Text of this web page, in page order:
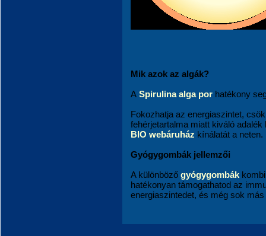
Mik azok az algák?
A Spirulina alga por hatékony
Fokozhatja az energiaszintet,
fehérjetartalma miatt kiváló
BIO webáruház kínálatát a neten.
Gyógygombák jellemzői
A különböző gyógygombák
hatékonyan támogathatod az
energiaszintedet, és még sok